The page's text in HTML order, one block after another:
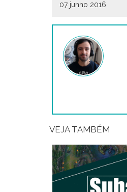
07 junho 2016
VEJA TAMBÉM